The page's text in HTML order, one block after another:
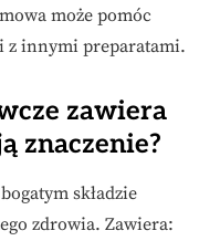
może pomóc
innymi preparatami.
zawiera
znaczenie?
składzie
zdrowia. Zawiera: